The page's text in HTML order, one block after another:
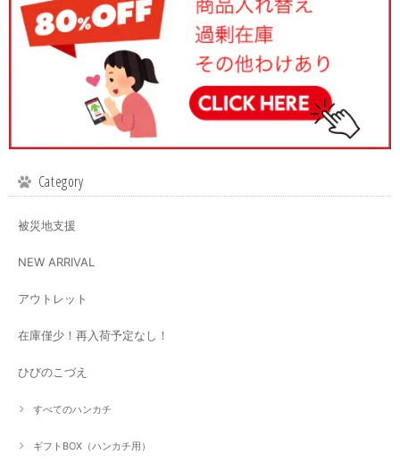
Category
被災地支援
NEW ARRIVAL
アウトレット
在庫僅少！再入荷予定なし！
ひびのこづえ
すべてのハンカチ
ギフトBOX（ハンカチ用）